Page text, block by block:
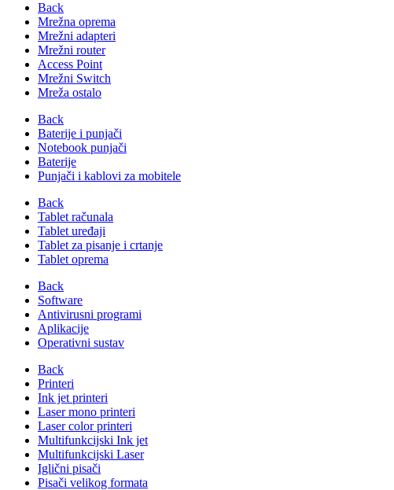
Back
Mrežna oprema
Mrežni adapteri
Mrežni router
Access Point
Mrežni Switch
Mreža ostalo
Back
Baterije i punjači
Notebook punjači
Baterije
Punjači i kablovi za mobitele
Back
Tablet računala
Tablet uređaji
Tablet za pisanje i crtanje
Tablet oprema
Back
Software
Antivirusni programi
Aplikacije
Operativni sustav
Back
Printeri
Ink jet printeri
Laser mono printeri
Laser color printeri
Multifunkcijski Ink jet
Multifunkcijski Laser
Iglični pisači
Pisači velikog formata